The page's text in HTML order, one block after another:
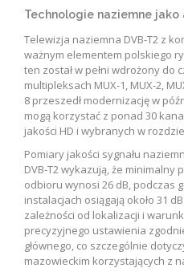
Technologie naziemne
Telewizja naziemna DVB-T2 z
ważnym elementem polskiego
ten został w pełni wdrożony do
multipleksach MUX-1, MUX-2,
8 przeszedł modernizację w
mogą korzystać z ponad 30
jakości HD i wybranych w
Pomiary jakości sygnału
DVB-T2 wykazują, że minimalny
odbioru wynosi 26 dB, podczas
instalacjach osiągają około 31
zależności od lokalizacji i
precyzyjnego ustawienia
głównego, co szczególnie
mazowieckim korzystających z